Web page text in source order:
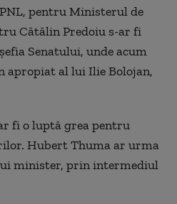
pentru Ministerul de
Cătălin Predoiu s-ar fi
Senatului, unde acum
apropiat al lui Ilie Bolojan,
fi o luptă grea pentru
Hubert Thuma ar urma
minister, prin intermediul